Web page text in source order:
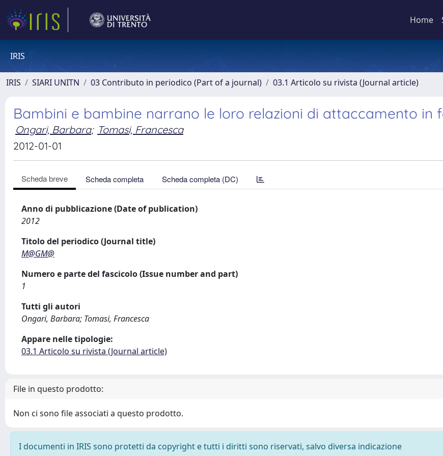
Home
IRIS
IRIS SIARI UNITN 03 Contributo in periodico (Part of a journal) 03.1 Articolo su rivista (Journal article)
Bambini e bambine narrano le loro relazioni di attaccamento in
Ongari, Barbara; Tomasi, Francesca
2012-01-01
Scheda breve Scheda completa Scheda completa (DC)
Anno di pubblicazione (Date of publication)
2012
Titolo del periodico (Journal title)
M@GM@
Numero e parte del fascicolo (Issue number and part)
1
Tutti gli autori
Ongari, Barbara; Tomasi, Francesca
Appare nelle tipologie:
03.1 Articolo su rivista (Journal article)
File in questo prodotto:
Non ci sono file associati a questo prodotto.
I documenti in IRIS sono protetti da copyright e tutti i diritti sono riservati, salvo diversa indicazione